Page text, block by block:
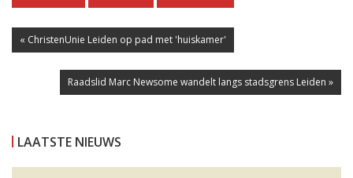
« ChristenUnie Leiden op pad met 'huiskamer'
Raadslid Marc Newsome wandelt langs stadsgrens Leiden »
LAATSTE NIEUWS